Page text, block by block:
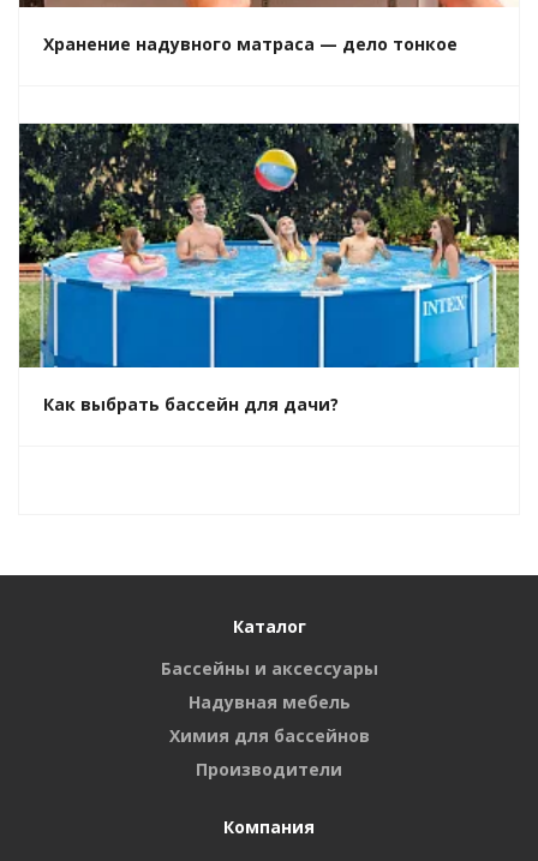
Хранение надувного матраса — дело тонкое
Как выбрать бассейн для дачи?
Каталог
Бассейны и аксессуары
Надувная мебель
Химия для бассейнов
Производители
Компания